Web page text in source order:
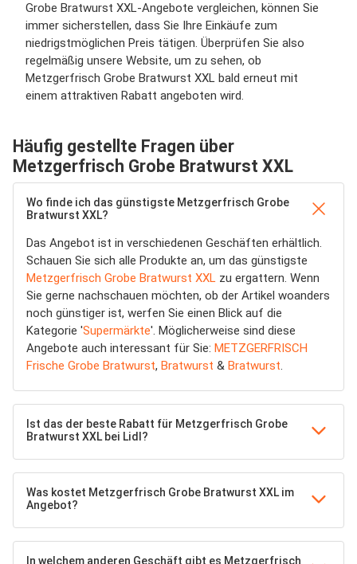
Grobe Bratwurst XXL-Angebote vergleichen, können Sie
immer sicherstellen, dass Sie Ihre Einkäufe zum
niedrigstmöglichen Preis tätigen. Überprüfen Sie also
regelmäßig unsere Website, um zu sehen, ob
Metzgerfrisch Grobe Bratwurst XXL bald erneut mit
einem attraktiven Rabatt angeboten wird.
Häufig gestellte Fragen über
Metzgerfrisch Grobe Bratwurst XXL
Wo finde ich das günstigste Metzgerfrisch Grobe
Bratwurst XXL?
Das Angebot ist in verschiedenen Geschäften erhältlich.
Schauen Sie sich alle Produkte an, um das günstigste
Metzgerfrisch Grobe Bratwurst XXL zu ergattern. Wenn
Sie gerne nachschauen möchten, ob der Artikel woanders
noch günstiger ist, werfen Sie einen Blick auf die
Kategorie 'Supermärkte'. Möglicherweise sind diese
Angebote auch interessant für Sie: METZGERFRISCH
Frische Grobe Bratwurst, Bratwurst & Bratwurst.
Ist das der beste Rabatt für Metzgerfrisch Grobe
Bratwurst XXL bei Lidl?
Was kostet Metzgerfrisch Grobe Bratwurst XXL im
Angebot?
In welchem anderen Geschäft gibt es Metzgerfrisch